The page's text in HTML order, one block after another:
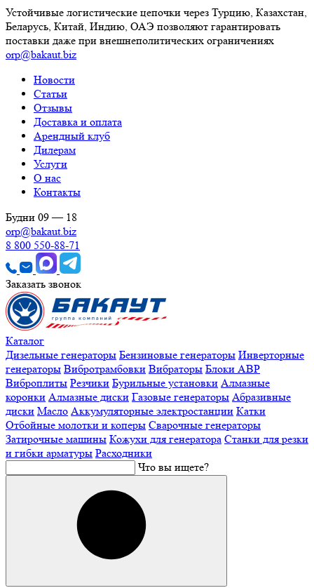
Устойчивые логистические цепочки через Турцию, Казахстан,
Беларусь, Китай, Индию, ОАЭ позволяют гарантировать
поставки даже при внешнеполитических ограничениях
orp@bakaut.biz
Новости
Статьи
Отзывы
Доставка и оплата
Арендный клуб
Дилерам
Услуги
О нас
Контакты
Будни 09 — 18
orp@bakaut.biz
8 800 550-88-71
Заказать звонок
Каталог
Дизельные генераторы Бензиновые генераторы Инверторные
генераторы Вибротрамбовки Вибраторы Блоки АВР
Виброплиты Резчики Бурильные установки Алмазные
коронки Алмазные диски Газовые генераторы Абразивные
диски Масло Аккумуляторные электростанции Катки
Отбойные молотки и коперы Сварочные генераторы
Затирочные машины Кожухи для генератора Станки для резки
и гибки арматуры Расходники
Что вы ищете?